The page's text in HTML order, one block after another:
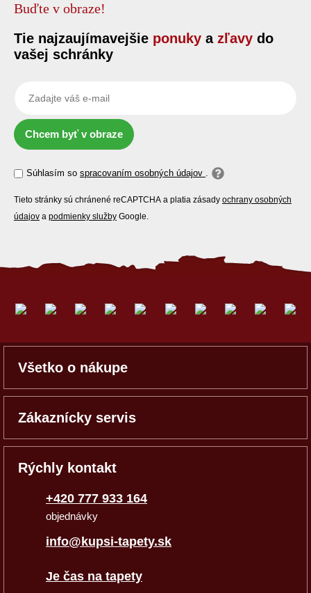
Buďte v obraze!
Tie najzaujímavejšie ponuky a zľavy do
vašej schránky
Chcem byť v obraze
Súhlasím so spracovaním osobných údajov .
Tieto stránky sú chránené reCAPTCHA a platia zásady ochrany osobných
údajov a podmienky služby Google.
Všetko o nákupe
Zákaznícky servis
Rýchly kontakt
+420 777 933 164
objednávky
info@kupsi-tapety.sk
Je čas na tapety